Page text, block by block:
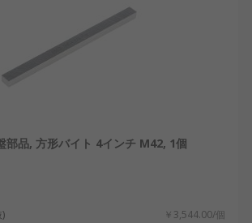
部品, 方形バイト 4インチ M42, 1個
￥3,544.00/個